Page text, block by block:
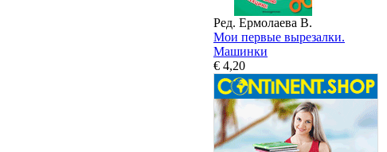
Ред. Ермолаева В.
Мои первые вырезалки.
Машинки
€ 4,20